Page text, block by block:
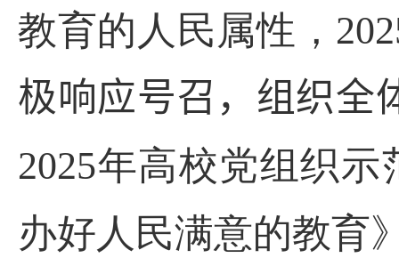
教育的人民属性，
极响应号召，组织全
2025年高校党组织示
办好人民满意的教育